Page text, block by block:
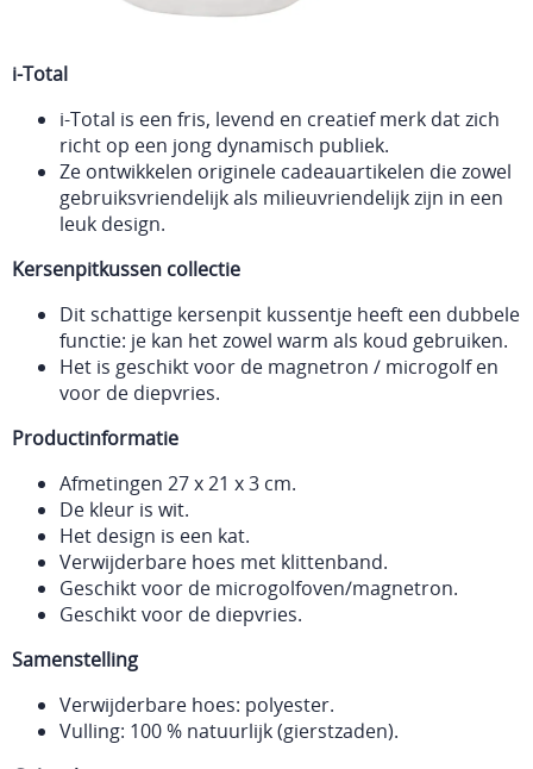
i-Total
i-Total is een fris, levend en creatief merk dat zich
richt op een jong dynamisch publiek.
Ze ontwikkelen originele cadeauartikelen die zowel
gebruiksvriendelijk als milieuvriendelijk zijn in een
leuk design.
Kersenpitkussen collectie
Dit schattige kersenpit kussentje heeft een dubbele
functie: je kan het zowel warm als koud gebruiken.
Het is geschikt voor de magnetron / microgolf en
voor de diepvries.
Productinformatie
Afmetingen 27 x 21 x 3 cm.
De kleur is wit.
Het design is een kat.
Verwijderbare hoes met klittenband.
Geschikt voor de microgolfoven/magnetron.
Geschikt voor de diepvries.
Samenstelling
Verwijderbare hoes: polyester.
Vulling: 100 % natuurlijk (gierstzaden).